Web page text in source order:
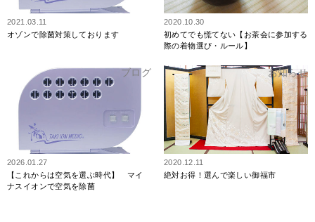
2021.03.11
オゾンで除菌対策しております
2020.10.30
初めてでも慌てない【お茶会に参加する
際の着物選び・ルール】
ブログ
2026.01.27
【これからは空気を選ぶ時代】 マイ
ナスイオンで空気を除菌
お知らせ
2020.12.11
絶対お得！選んで楽しい御福市